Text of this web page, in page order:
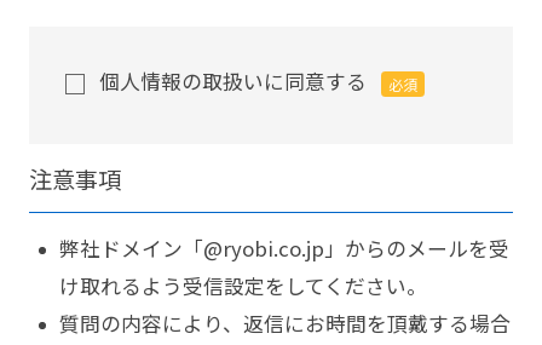
個人情報の取扱いに同意する 必須
注意事項
弊社ドメイン「@ryobi.co.jp」からのメールを受
け取れるよう受信設定をしてください。
質問の内容により、返信にお時間を頂戴する場合